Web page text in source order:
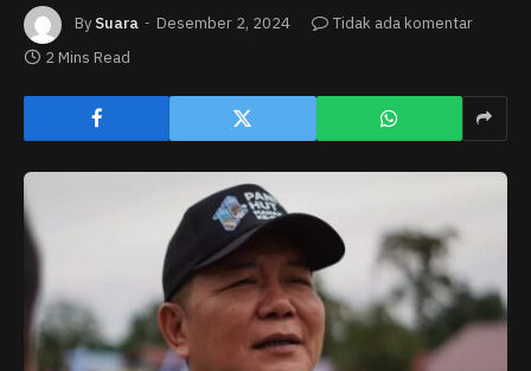
By Suara Desember 2, 2024
Tidak ada komentar
2 Mins Read